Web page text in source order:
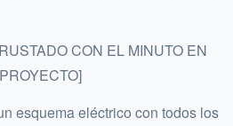
CON EL MINUTO EN
esquema eléctrico con todos los